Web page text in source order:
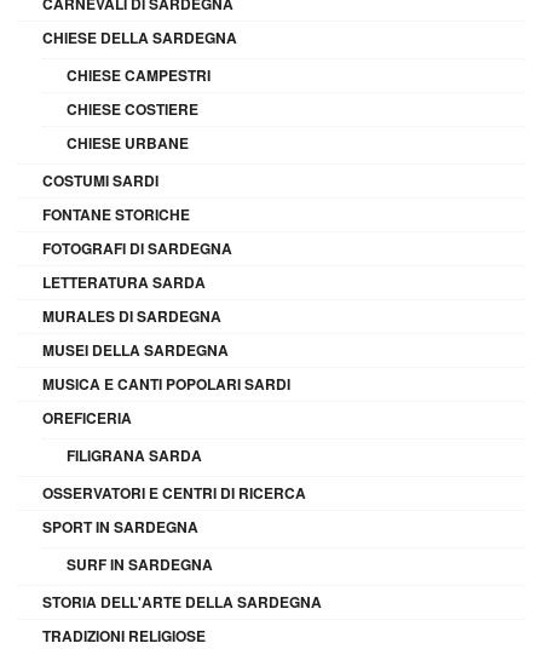
CHIESE DELLA SARDEGNA
CHIESE CAMPESTRI
CHIESE COSTIERE
CHIESE URBANE
COSTUMI SARDI
FONTANE STORICHE
FOTOGRAFI DI SARDEGNA
LETTERATURA SARDA
MURALES DI SARDEGNA
MUSEI DELLA SARDEGNA
MUSICA E CANTI POPOLARI SARDI
OREFICERIA
FILIGRANA SARDA
OSSERVATORI E CENTRI DI RICERCA
SPORT IN SARDEGNA
SURF IN SARDEGNA
STORIA DELL'ARTE DELLA SARDEGNA
TRADIZIONI RELIGIOSE